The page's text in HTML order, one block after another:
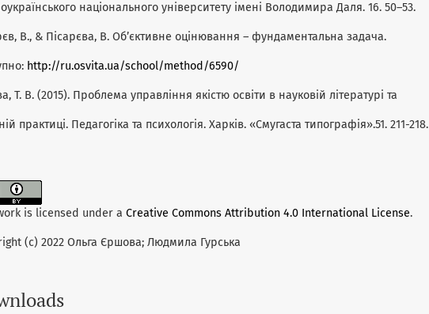
національного університету імені Володимира Даля. 16. 50–53.
В., & Пісарєва, В. Об’єктивне оцінювання – фундаментальна задача.
http://ru.osvita.ua/school/method/6590/
Т. В. (2015). Проблема управління якістю освіти в науковій літературі та
практиці. Педагогіка та психологія. Харків. «Смугаста типографія».51. 211-218.
is licensed under a Creative Commons Attribution 4.0 International License.
(c) 2022 Ольга Єршова; Людмила Гурська